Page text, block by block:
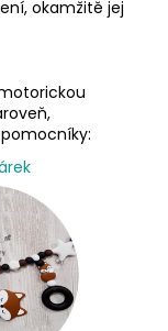
okamžitě jej